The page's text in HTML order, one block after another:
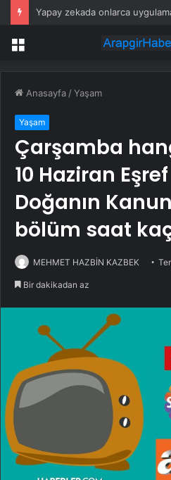
Menü
Anasayfa /Yaşam
Yaşam
Çarşamba
10 Haziran
Doğanın
bölüm saat
MEHMET HAZBİN KAZBEK
Bir dakikadan az